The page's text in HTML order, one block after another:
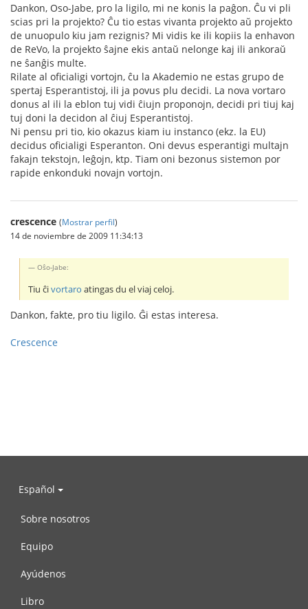
Dankon, Oso-Jabe, pro la ligilo, mi ne konis la paĝon. Ĉu vi pli
scias pri la projekto? Ĉu tio estas vivanta projekto aŭ projekto
de unuopulo kiu jam rezignis? Mi vidis ke ili kopiis la enhavon
de ReVo, la projekto ŝajne ekis antaŭ nelonge kaj ili ankoraŭ
ne ŝanĝis multe.
Rilate al oficialigi vortojn, ĉu la Akademio ne estas grupo de
spertaj Esperantistoj, ili ja povus plu decidi. La nova vortaro
donus al ili la eblon tuj vidi ĉiujn proponojn, decidi pri tiuj kaj
tuj doni la decidon al ĉiuj Esperantistoj.
Ni pensu pri tio, kio okazus kiam iu instanco (ekz. la EU)
decidus oficialigi Esperanton. Oni devus esperantigi multajn
fakajn tekstojn, leĝojn, ktp. Tiam oni bezonus sistemon por
rapide enkonduki novajn vortojn.
crescence (Mostrar perfil)
14 de noviembre de 2009 11:34:13
Oŝo-Jabe:
Tiu ĉivortaro atingas du el viaj celoj.
Dankon, fakte, pro tiu ligilo. Ĝi estas interesa.
Crescence
Español
Sobre nosotros
Equipo
Ayúdenos
Libro